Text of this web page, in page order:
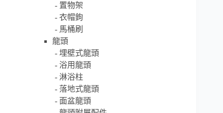
置物架
衣帽鉤
馬桶刷
龍頭
埋壁式龍頭
浴用龍頭
淋浴柱
落地式龍頭
面盆龍頭